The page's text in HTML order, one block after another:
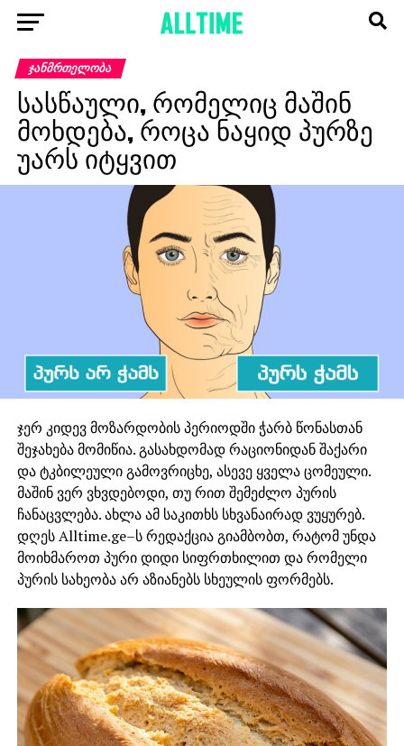
ᲯᲐᲜᲛᲠᲗᲔᲚᲝᲑᲐ
სასწაული, რომელიც მაშინ
მოხდება, როცა ნაყიდ პურზე
უარს იტყვით
ჯერ კიდევ მოზარდობის პერიოდში ჭარბ წონასთან
შეჯახება მომიწია. გასახდომად რაციონიდან შაქარი
და ტკბილეული გამოვრიცხე, ასევე ყველა ცომეული.
მაშინ ვერ ვხვდებოდი, თუ რით შემეძლო პურის
ჩანაცვლება. ახლა ამ საკითხს სხვანაირად ვუყურებ.
დღეს Alltime.ge–ს რედაქცია გიამბობთ, რატომ უნდა
მოიხმაროთ პური დიდი სიფრთხილით და რომელი
პურის სახეობა არ აზიანებს სხეულის ფორმებს.